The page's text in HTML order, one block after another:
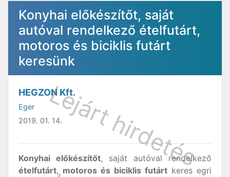
Konyhai előkészítőt, saját
autóval rendelkező ételfutárt,
motoros és biciklis futárt
keresünk
HEGZON Kft.
Eger
2019. 01. 14.
Konyhai előkészítőt, saját autóval rendelkező
ételfutárt, motoros és biciklis futárt keres egri